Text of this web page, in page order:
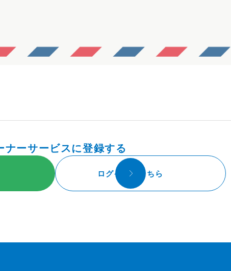
ナーサービスに登録する
ログインはこちら